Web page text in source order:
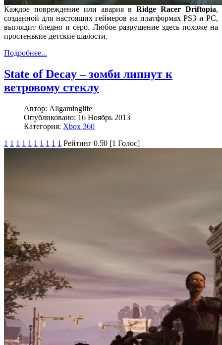
Каждое повреждение или авария вRidge Racer Driftopia,
созданной для настоящих геймеров на платформах PS3 и РС,
выглядит бледно и серо. Любое разрушение здесь похоже на
простенькие детские шалости.
Подробнее...
State of Decay – зомби липнут к
ветровому стеклу
Автор: Allgaminglife
Опубликовано: 16 Ноябрь 2013
Категория: Xbox 360
1 1 1 1 1 1 1 1 1 1 Рейтинг 0.50 [1 Голос]